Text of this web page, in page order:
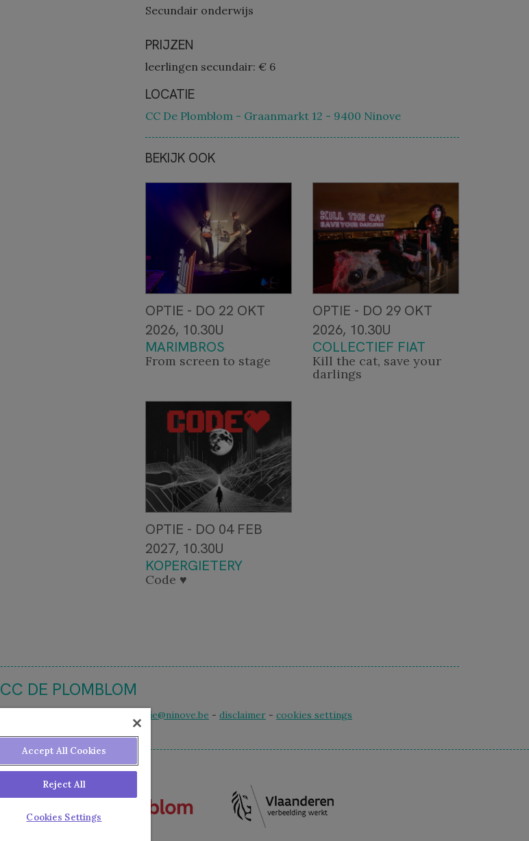
Secundair onderwijs
PRIJZEN
leerlingen secundair: € 6
LOCATIE
CC De Plomblom - Graanmarkt 12 - 9400 Ninove
BEKIJK OOK
OPTIE - DO 22 OKT
2026, 10.30U
MARIMBROS
From screen to stage
OPTIE - DO 29 OKT
2026, 10.30U
COLLECTIEF FIAT
Kill the cat, save your
darlings
OPTIE - DO 04 FEB
2027, 10.30U
KOPERGIETERY
Code ♥
CC DE PLOMBLOM
ccbalie@ninove.be - disclaimer - cookies settings
Accept All Cookies
Reject All
Cookies Settings